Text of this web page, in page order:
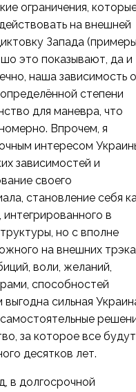
ограничения,
на внешней
Запада (примеры
это показывают, да и
наша зависимость
степени
для маневра, что
Впрочем, я
интересом
зависимостей и
своего
становление себя
интегрированного в
но с вполне
на внешних
воли, желаний,
способностей
сильная
за которое все будут
десятков лет.
в долгосрочной